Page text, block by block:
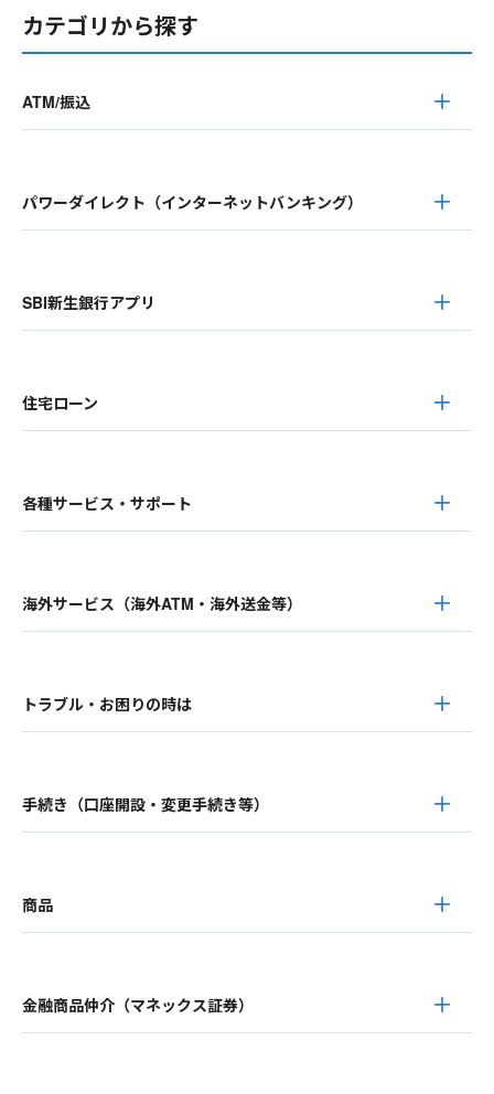
カテゴリから探す
ATM/振込
パワーダイレクト（インターネットバンキング）
SBI新生銀行アプリ
住宅ローン
各種サービス・サポート
海外サービス（海外ATM・海外送金等）
トラブル・お困りの時は
手続き（口座開設・変更手続き等）
商品
金融商品仲介（マネックス証券）